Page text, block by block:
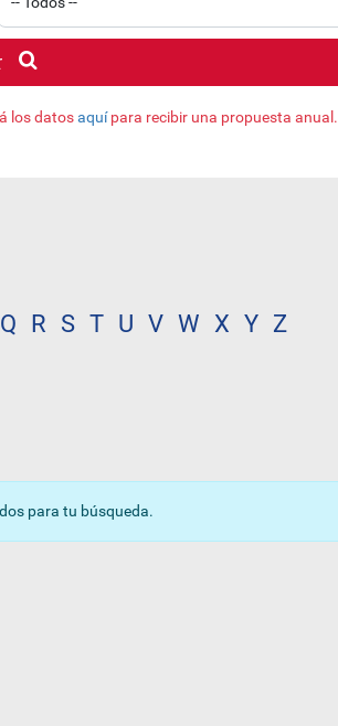
los datosaquípara recibir una propuesta anual.
Q R S T U V W X Y Z
para tu búsqueda.